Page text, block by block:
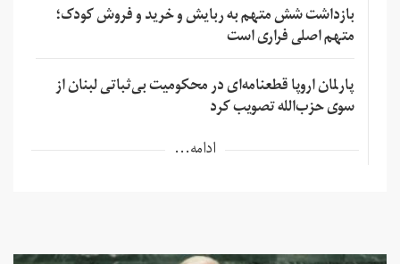
بازداشت شش متهم به ربایش و خرید و فروش کودک؛
متهم اصلی فراری است
پارلمان اروپا قطعنامه‌ای در محکومیت بی‌ثباتی لبنان از
سوی حزب‌الله تصویب کرد
ادامه...